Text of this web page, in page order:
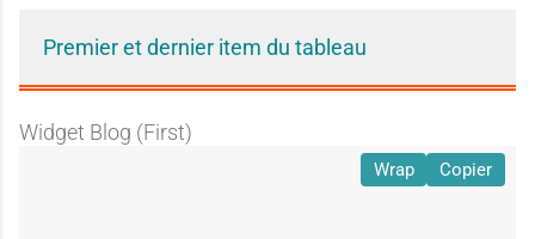
Premier et dernier item du tableau
Widget Blog (First)
Wrap Copier